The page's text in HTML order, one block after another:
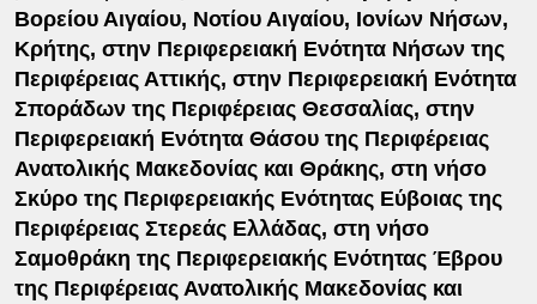
Βορείου Αιγαίου, Νοτίου Αιγαίου, Ιονίων Νήσων,
Κρήτης, στην Περιφερειακή Ενότητα Νήσων της
Περιφέρειας Αττικής, στην Περιφερειακή Ενότητα
Σποράδων της Περιφέρειας Θεσσαλίας, στην
Περιφερειακή Ενότητα Θάσου της Περιφέρειας
Ανατολικής Μακεδονίας και Θράκης, στη νήσο
Σκύρο της Περιφερειακής Ενότητας Εύβοιας της
Περιφέρειας Στερεάς Ελλάδας, στη νήσο
Σαμοθράκη της Περιφερειακής Ενότητας Έβρου
της Περιφέρειας Ανατολικής Μακεδονίας και